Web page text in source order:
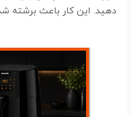
دهید. این کار باعث برشته